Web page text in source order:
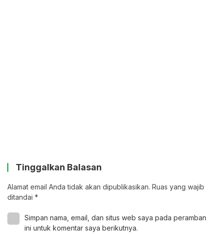
Tinggalkan Balasan
Alamat email Anda tidak akan dipublikasikan. Ruas yang wajib
ditandai *
Simpan nama, email, dan situs web saya pada peramban
ini untuk komentar saya berikutnya.